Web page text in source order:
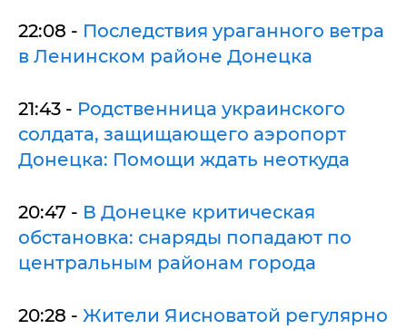
22:08 - Последствия ураганного ветра
в Ленинском районе Донецка
21:43 - Родственница украинского
солдата, защищающего аэропорт
Донецка: Помощи ждать неоткуда
20:47 - В Донецке критическая
обстановка: снаряды попадают по
центральным районам города
20:28 - Жители Яисноватой регулярно